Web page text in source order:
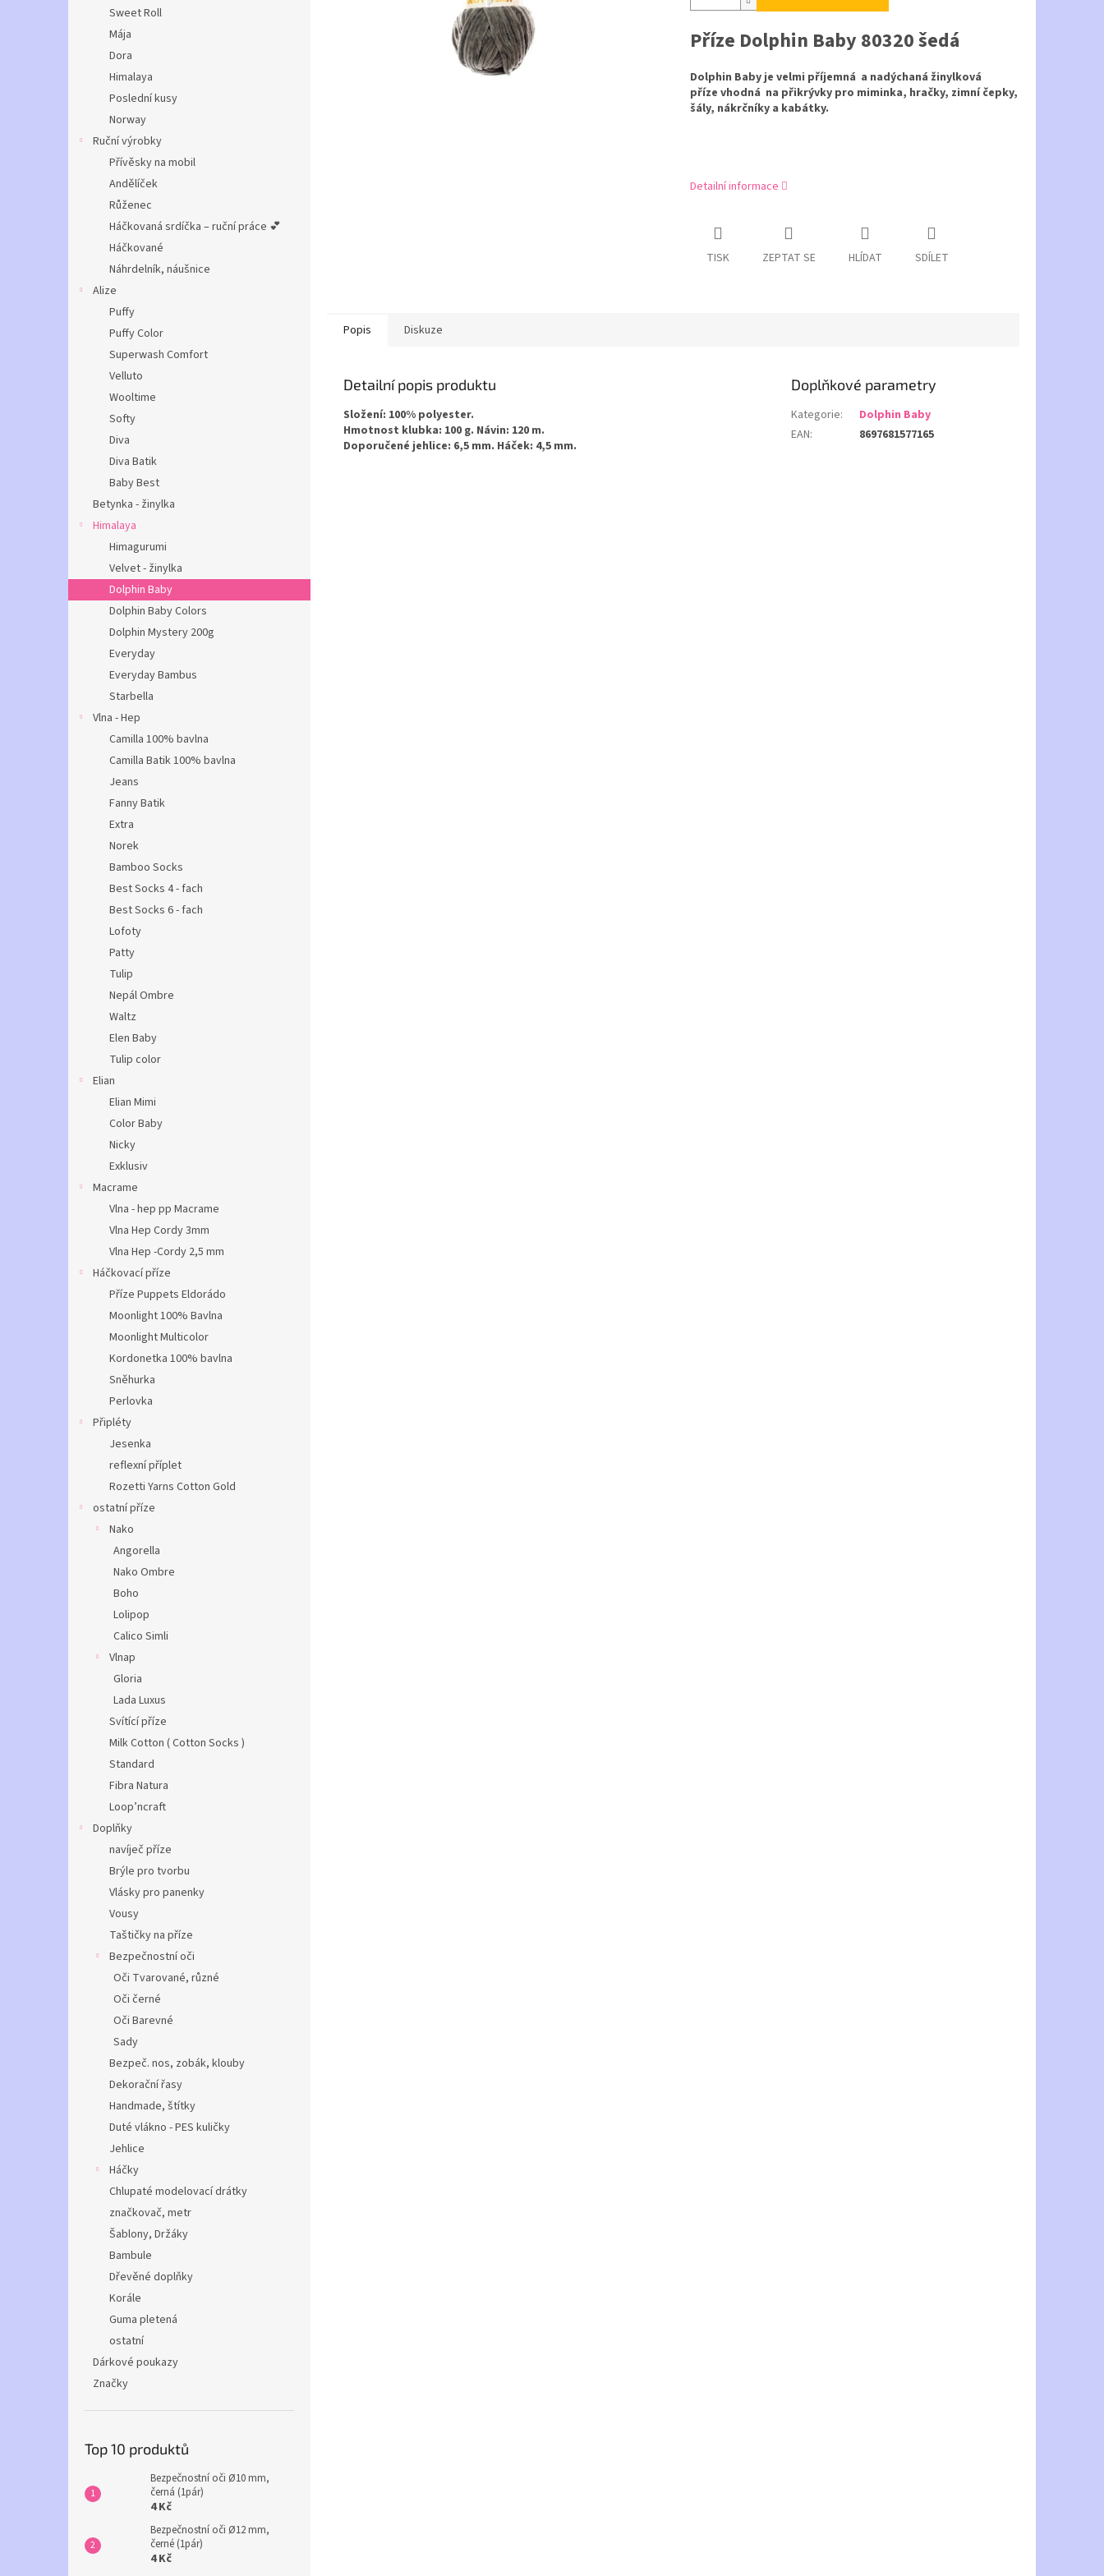
Sweet Roll
Mája
Dora
Himalaya
Poslední kusy
Norway
Ruční výrobky
Přívěsky na mobil
Andělíček
Růženec
Háčkovaná srdíčka – ruční práce 💕
Háčkované
Náhrdelník, náušnice
Alize
Puffy
Puffy Color
Superwash Comfort
Velluto
Wooltime
Softy
Diva
Diva Batik
Baby Best
Betynka - žinylka
Himalaya
Himagurumi
Velvet - žinylka
Dolphin Baby
Dolphin Baby Colors
Dolphin Mystery 200g
Everyday
Everyday Bambus
Starbella
Vlna - Hep
Camilla 100% bavlna
Camilla Batik 100% bavlna
Jeans
Fanny Batik
Extra
Norek
Bamboo Socks
Best Socks 4 - fach
Best Socks 6 - fach
Lofoty
Patty
Tulip
Nepál Ombre
Waltz
Elen Baby
Tulip color
Elian
Elian Mimi
Color Baby
Nicky
Exklusiv
Macrame
Vlna - hep pp Macrame
Vlna Hep Cordy 3mm
Vlna Hep -Cordy 2,5 mm
Háčkovací příze
Příze Puppets Eldorádo
Moonlight 100% Bavlna
Moonlight Multicolor
Kordonetka 100% bavlna
Sněhurka
Perlovka
Připléty
Jesenka
reflexní příplet
Rozetti Yarns Cotton Gold
ostatní příze
Nako
Angorella
Nako Ombre
Boho
Lolipop
Calico Simli
Vlnap
Gloria
Lada Luxus
Svítící příze
Milk Cotton ( Cotton Socks )
Standard
Fibra Natura
Loop’ncraft
Doplňky
navíječ příze
Brýle pro tvorbu
Vlásky pro panenky
Vousy
Taštičky na příze
Bezpečnostní oči
Oči Tvarované, různé
Oči černé
Oči Barevné
Sady
Bezpeč. nos, zobák, klouby
Dekorační řasy
Handmade, štítky
Duté vlákno - PES kuličky
Jehlice
Háčky
Chlupaté modelovací drátky
značkovač, metr
Šablony, Držáky
Bambule
Dřevěné doplňky
Korále
Guma pletená
ostatní
Dárkové poukazy
Značky
Top 10 produktů
Bezpečnostní oči Ø10 mm,
černá (1pár)
4 Kč
Bezpečnostní oči Ø12 mm,
černé (1pár)
4 Kč
Příze Dolphin Baby 80320 šedá
Dolphin Baby je velmi příjemná a nadýchaná žinylková
příze vhodná na přikrývky pro miminka, hračky, zimní čepky,
šály, nákrčníky a kabátky.
Detailní informace
TISK ZEPTAT SE HLÍDAT SDÍLET
Popis Diskuze
Detailní popis produktu
Složení: 100% polyester.
Hmotnost klubka: 100 g. Návin: 120 m.
Doporučené jehlice: 6,5 mm. Háček: 4,5 mm.
Doplňkové parametry
Kategorie:
Dolphin Baby
EAN: 8697681577165